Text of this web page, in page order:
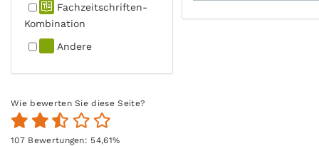
Fachzeit­schriften-
Kombination
Andere
Wie bewerten Sie diese Seite?
107Bewertungen: 54,61%